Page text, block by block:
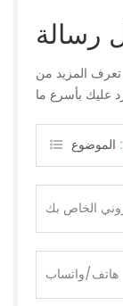
رسالة
تعرف المزيد من
عليك بأسرع ما
الموضوع :